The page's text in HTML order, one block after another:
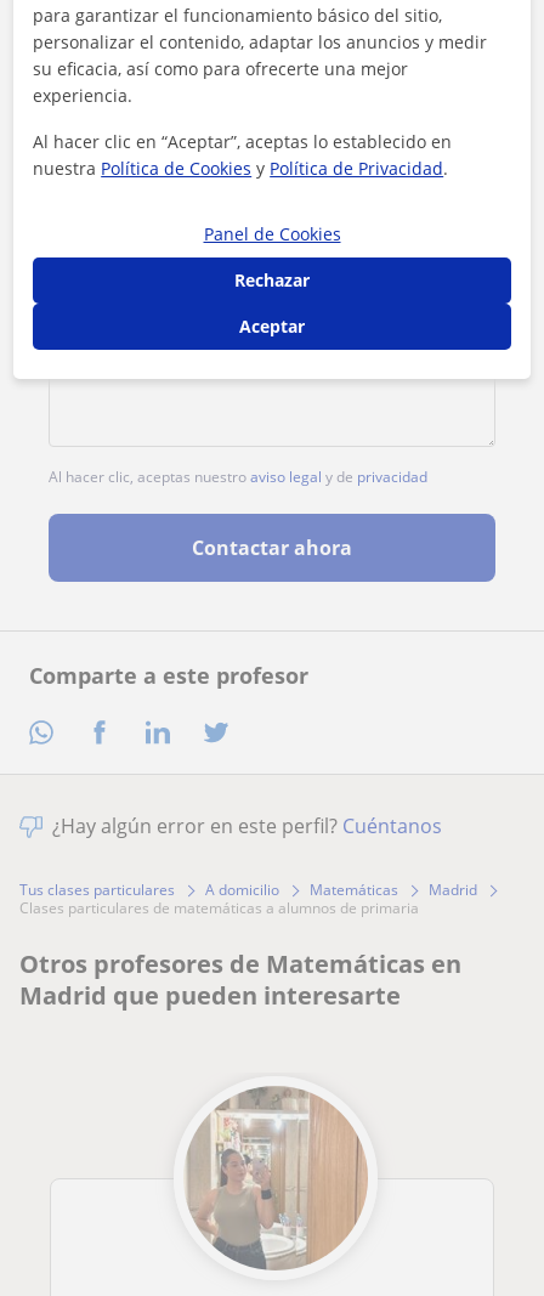
Comparte a este profesor
Al hacer clic, aceptas nuestroaviso legal y de privacidad
Contactar ahora
¿Hay algún error en este perfil? Cuéntanos
Tus clases particulares A domicilio Matemáticas
Madrid
clases particulares de matemáticas a alumnos de primaria
Otros profesores de Matemáticas en
Madrid que pueden interesarte
para garantizar el funcionamiento básico del sitio,
personalizar el contenido, adaptar los anuncios y medir
su eficacia, así como para ofrecerte una mejor
experiencia.
Al hacer clic en “Aceptar”, aceptas lo establecido en
nuestra Política de Cookies y Política de Privacidad.
Panel de Cookies
Rechazar
Aceptar